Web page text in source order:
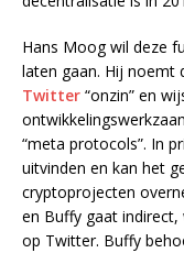
Hans Moog wil deze
laten gaan. Hij noemt
Twitter “onzin” en
“meta protocols”. In
uitvinden en kan het
cryptoprojecten
en Buffy gaat
op Twitter. Buffy